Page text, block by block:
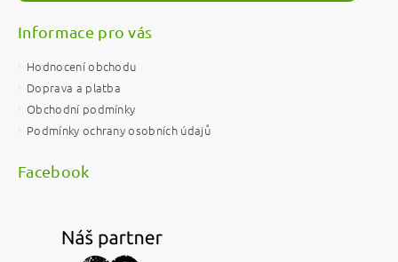
Informace pro vás
Hodnocení obchodu
Doprava a platba
Obchodní podmínky
Podmínky ochrany osobních údajů
Facebook